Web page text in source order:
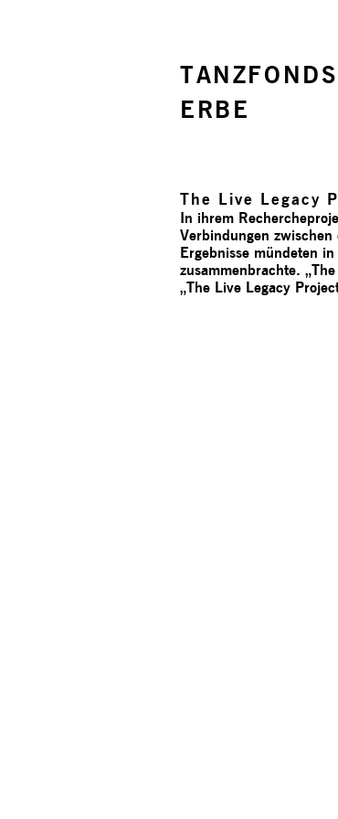
TANZFONDS
ERBE
The Live Legacy
In ihrem
Verbindungen
Ergebnisse mündeten
zusammenbrachte.
„The Live Legacy